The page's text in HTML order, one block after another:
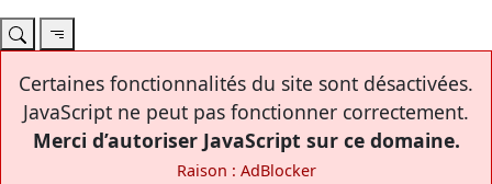
Certaines fonctionnalités du site sont désactivées.
JavaScript ne peut pas fonctionner correctement.
Merci d’autoriser JavaScript sur ce domaine.
Raison : AdBlocker